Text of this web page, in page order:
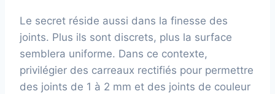
Le secret réside aussi dans la finesse des
joints. Plus ils sont discrets, plus la surface
semblera uniforme. Dans ce contexte,
privilégier des carreaux rectifiés pour permettre
des joints de 1 à 2 mm et des joints de couleur